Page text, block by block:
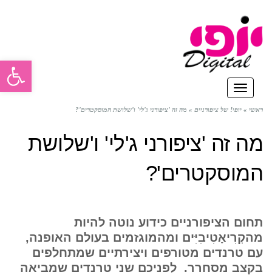
תפריט
ראשי » יופי! של ציפורניים » מה זה 'ציפורני ג'לי' ו'שלושת המוסקטרים'?
מה זה 'ציפורני ג'לי' ו'שלושת
המוסקטרים'?
תחום הציפורניים כידוע נוטה להיות
מהקְרִיאָטִיבִיִּים ומהמוגזמים בעולם האופנה,
עם טרנדים מטורפים ויצירתיים שמתחלפים
בקצב מסחרר. לפניכם שני טרנדים שמביאה
פתח